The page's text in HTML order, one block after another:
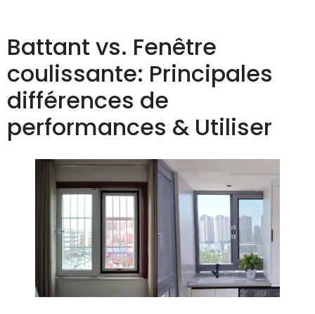
Battant vs. Fenêtre
coulissante: Principales
différences de
performances & Utiliser